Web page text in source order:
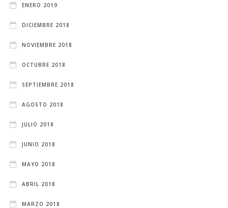
ENERO 2019
DICIEMBRE 2018
NOVIEMBRE 2018
OCTUBRE 2018
SEPTIEMBRE 2018
AGOSTO 2018
JULIO 2018
JUNIO 2018
MAYO 2018
ABRIL 2018
MARZO 2018